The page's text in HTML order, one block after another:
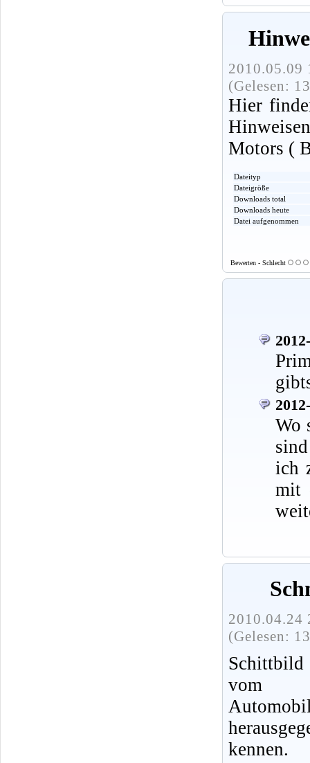
2010.05.09
(Gelesen:
Hier
Motors (
Dateityp
Dateigröße
Downloads total
Downloads heute
Datei aufgenommen
Bewerten - Schlecht
Wo
ich
mit
2010.04.24
(Gelesen:
Schittbild
vom
kennen.